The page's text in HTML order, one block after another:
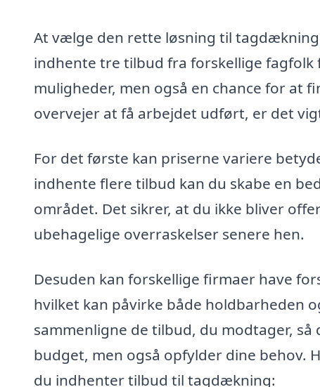
At vælge den rette løsning til
indhente tre tilbud fra forskellige
muligheder, men også en chance for at
overvejer at få arbejdet udført, er det
For det første kan priserne variere
indhente flere tilbud kan du skabe en
området. Det sikrer, at du ikke bliver
ubehagelige overraskelser senere hen.
Desuden kan forskellige firmaer have
hvilket kan påvirke både holdbarheden
sammenligne de tilbud, du modtager,
budget, men også opfylder dine behov.
du indhenter tilbud til tagdækning: